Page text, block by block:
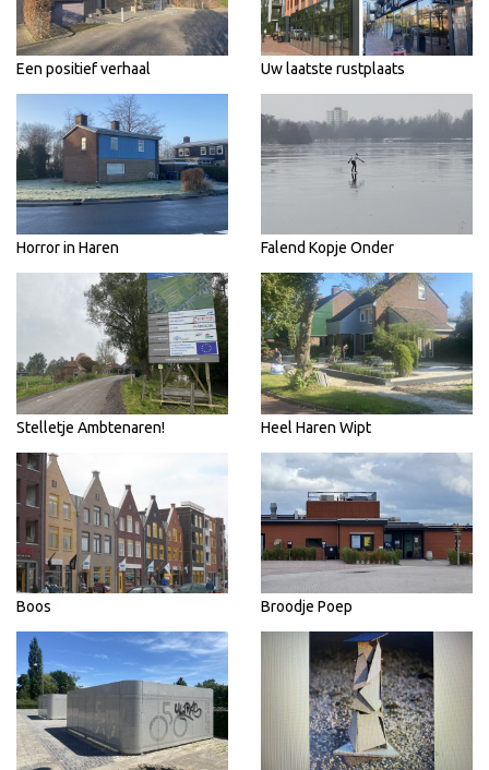
Een positief verhaal Uw laatste rustplaats
Horror in Haren Falend Kopje Onder
Stelletje Ambtenaren! Heel Haren Wipt
Boos Broodje Poep